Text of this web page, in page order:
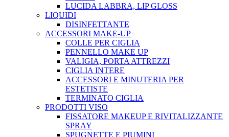
LUCIDA LABBRA, LIP GLOSS
LIQUIDI
DISINFETTANTE
ACCESSORI MAKE-UP
COLLE PER CIGLIA
PENNELLO MAKE UP
VALIGIA, PORTA ATTREZZI
CIGLIA INTERE
ACCESSORI E MINUTERIA PER
ESTETISTE
TERMINATO CIGLIA
PRODOTTI VISO
FISSATORE MAKEUP E RIVITALIZZANTE
SPRAY
SPUGNETTE E PIUMINI